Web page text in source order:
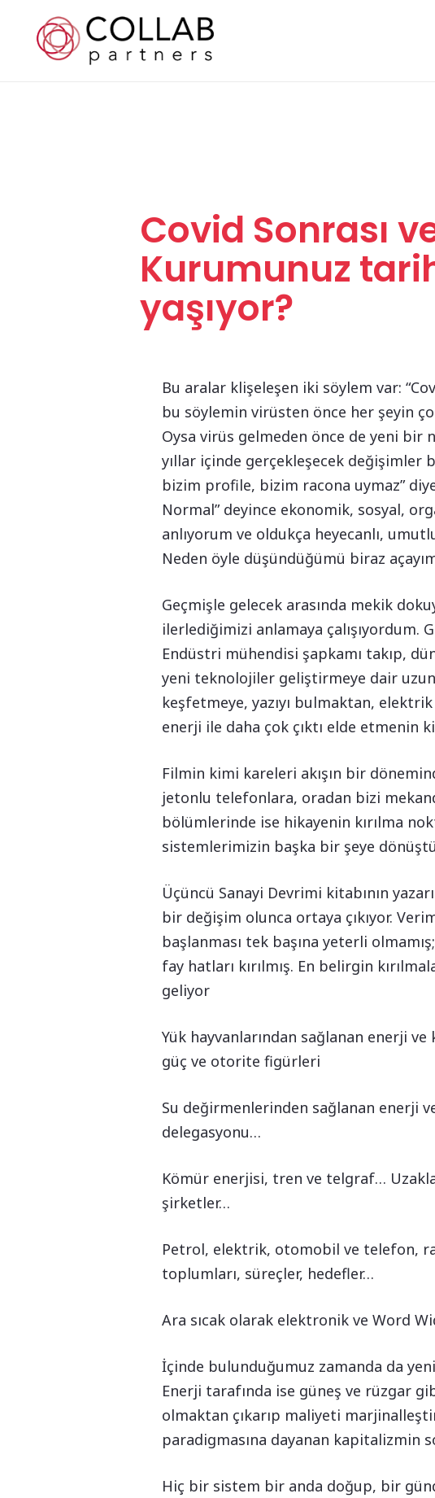
Covid Sonrası
Kurumunuz
yaşıyor?
Bu aralar klişeleşen iki söylem var:
bu söylemin virüsten önce her şeyin
Oysa virüs gelmeden önce de yeni bir
yıllar içinde gerçekleşecek değişimler
bizim profile, bizim racona uymaz”
Normal” deyince ekonomik, sosyal,
anlıyorum ve oldukça heyecanlı,
Neden öyle düşündüğümü biraz
Geçmişle gelecek arasında mekik
ilerlediğimizi anlamaya
Endüstri mühendisi şapkamı takıp,
yeni teknolojiler geliştirmeye dair
keşfetmeye, yazıyı bulmaktan,
enerji ile daha çok çıktı elde etmenin
Filmin kimi kareleri akışın bir
jetonlu telefonlara, oradan bizi
bölümlerinde ise hikayenin kırılma
sistemlerimizin başka bir şeye
Üçüncü Sanayi Devrimi kitabının
bir değişim olunca ortaya çıkıyor.
başlanması tek başına yeterli
fay hatları kırılmış. En belirgin
geliyor
Yük hayvanlarından sağlanan enerji
güç ve otorite figürleri
Su değirmenlerinden sağlanan enerji
delegasyonu…
Kömür enerjisi, tren ve telgraf…
şirketler…
Petrol, elektrik, otomobil ve telefon,
toplumları, süreçler, hedefler…
Ara sıcak olarak elektronik ve Word
İçinde bulunduğumuz zamanda da
Enerji tarafında ise güneş ve rüzgar
olmaktan çıkarıp maliyeti
paradigmasına dayanan kapitalizmin
Hiç bir sistem bir anda doğup, bir